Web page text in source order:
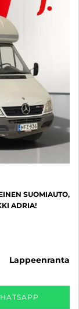
SUOMIAUTO,
ADRIA!
lappeenranta